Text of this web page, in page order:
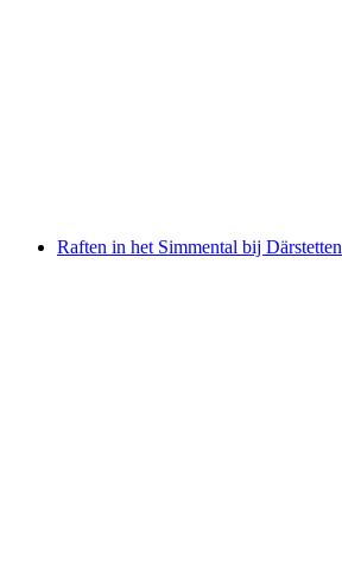
Raften in het Simmental bij Därstetten